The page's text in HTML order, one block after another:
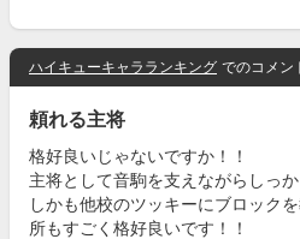
ハイキューキャラランキング でのコメン
頼れる主将
格好良いじゃないですか！！
主将として音駒を支えながらしっ
しかも他校のツッキーにブロック
所もすごく格好良いです！！